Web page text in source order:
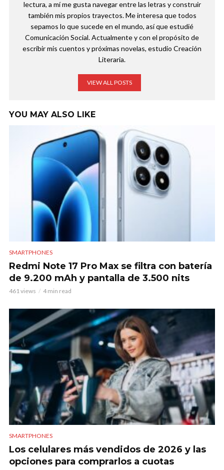
lectura, a mí me gusta navegar entre las letras y construir
también mis propios trayectos. Me interesa que todos
sepamos lo que sucede en el mundo, así que estudié
Comunicación Social. Actualmente y con el propósito de
escribir mis cuentos y próximas novelas, estudio Creación
Literaria.
VIEW ALL POSTS
YOU MAY ALSO LIKE
SMARTPHONES
Redmi Note 17 Pro Max se filtra con batería
de 9.200 mAh y pantalla de 3.500 nits
461 views 4 min read
SMARTPHONES
Los celulares más vendidos de 2026 y las
opciones para comprarlos a cuotas